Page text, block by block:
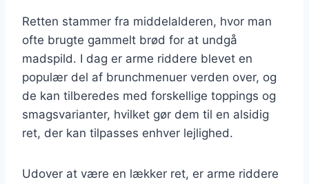
Retten stammer fra middelalderen, hvor man
ofte brugte gammelt brød for at undgå
madspild. I dag er arme riddere blevet en
populær del af brunchmenuer verden over, og
de kan tilberedes med forskellige toppings og
smagsvarianter, hvilket gør dem til en alsidig
ret, der kan tilpasses enhver lejlighed.
Udover at være en lækker ret, er arme riddere